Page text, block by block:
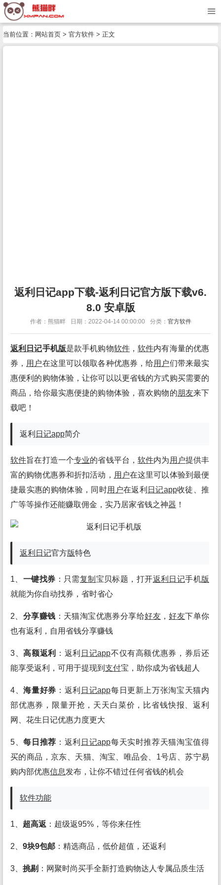
当前位置： 网站首页 > 官方软件 > 正文
返利日记app下载-返利日记官方版下载v6.
8.0 安卓版
作者：熊猫畔 日期：2022-04-14 00:00:00 分类： 官方软件
返利日记手机版是款手机购物软件， 软件内有海量的优惠
券， 用户在这里可以领取各种优惠券，给用户们带来最实
惠便利的购物体验，让你可以以更省钱的方式购买需要的
商品，给你最实惠便捷的购物体验，喜欢购物的朋友来下
载吧！
返利 日记app简介
软件旨在打造一个专业的省钱平台， 软件内为 用户提供丰
富的购物优惠券和折扣活动， 用户在这里可以体验到最便
捷最实惠的购物体验，同时用户在返利 日记app收徒、推
广等等操作还能赚取佣金，实乃居家省钱之神器 ！
返利日记官方版特色
1、 一键找券 ：只需复制 宝贝标题，打开返利日记手机版
就能为你自动找券，省时省心
2、 分享赚钱 ：天猫淘宝优惠券分享给好友，好友下单你
也有返利，自用省钱分享赚钱
3、高额返利 ：返利 日记app不仅有高额优惠券，券后还
能享受返利，可用于提现到 支付宝，助你成为省钱超人
4、海量好券 ：返利 日记app每日更新上万张淘宝天猫内
部优惠券，限量开抢，天天白菜价，比省钱快报、返利
网、花生日记优惠力度更大
5、每日推荐 ：返利 日记app每天实时推荐天猫淘宝值得
买的商品，京东、天猫、淘宝、唯品会、1号店、苏宁易
购内部优惠信息发布，让你不错过任何省钱的机会
软件功能
1、 超高返 ：超级返95%，等你来任性
2、 9块9包邮 ：精选商品，低价超值，还返利
3、 挑剔 ：网聚时尚买手全新打造购物达人专属品质生活